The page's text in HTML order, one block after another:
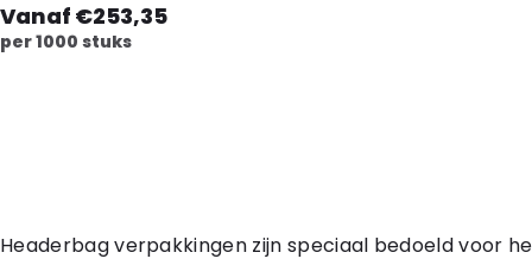
Vanaf €253,35
per 1000 stuks
Headerbag verpakkingen zijn speciaal bedoeld voor